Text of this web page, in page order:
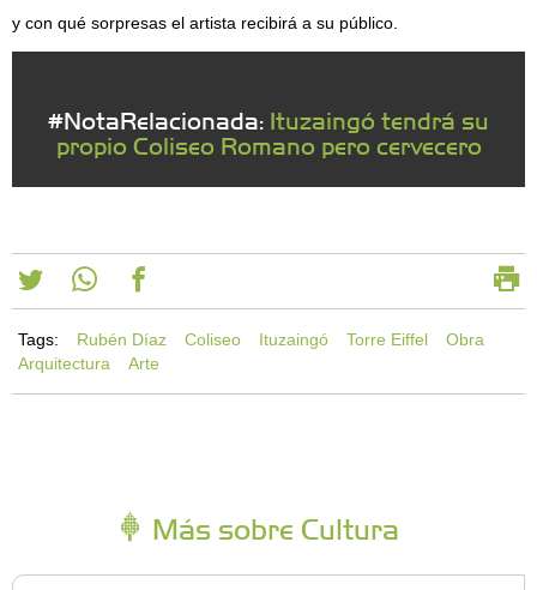
y con qué sorpresas el artista recibirá a su público.
#NotaRelacionada: Ituzaingó tendrá su
propio Coliseo Romano pero cervecero
Tags: Rubén Díaz Coliseo Ituzaingó Torre Eiffel
Obra
Arquitectura
Arte
Más sobre Cultura